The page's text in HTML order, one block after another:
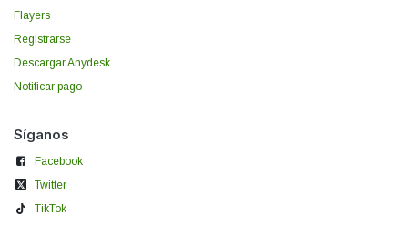
Flayers
Registrarse
Descargar Anydesk
Notificar pago
Síganos
Facebook
Twitter
TikTok